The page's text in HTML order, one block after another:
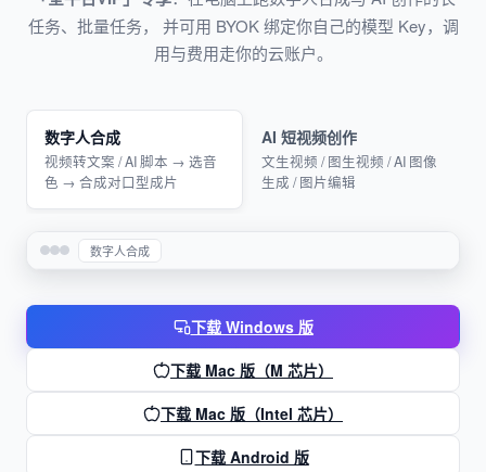
任务、批量任务， 并可用 BYOK 绑定你自己的模型 Key，调
用与费用走你的云账户。
数字人合成
视频转文案 / AI 脚本 → 选音
色 → 合成对口型成片
AI 短视频创作
文生视频 / 图生视频 / AI 图像
生成 / 图片编辑
数字人合成
下载 Windows 版
下载 Mac 版（M 芯片）
下载 Mac 版（Intel 芯片）
下载 Android 版